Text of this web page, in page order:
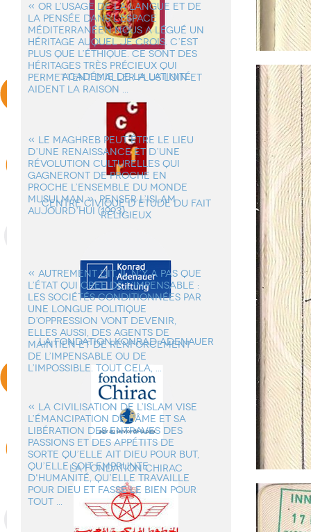
« OR L’USAGE DE LA LANGUE ET DE
LA PENSÉE DANS L’ESPACE
MÉDITERRANÉEN NOUS A LÉGUÉ UN
HÉRITAGE AUQUEL JE CROIS. C’EST
PLUS QUE L’ÉTHIQUE. CE SONT DES
HÉRITAGES TRÈS PRÉCIEUX QUI
PERMETTENT D’ALLER PLUS LOIN ET
AIDENT LA RAISON ...
« LE MAGHREB PEUT ÊTRE LE LIEU
D’UNE RENAISSANCE ET D’UNE
RÉVOLUTION CULTURELLES QUI
GAGNERONT DE PROCHE EN
PROCHE L’ENSEMBLE DU MONDE
MUSULMAN ». PENSER L’ISLAM
AUJOURD’HUI (1993).
« AUTREMENT DIT, IL N’Y A PAS QUE
L’ÉTAT QUI CREE DE L’IMPENSABLE :
LES SOCIÉTÉS CONDITIONNÉES PAR
UNE LONGUE POLITIQUE
D’OPPRESSION VONT DEVENIR,
ELLES AUSSI, DES AGENTS DE
MAINTIEN ET DE RENFORCEMENT
DE L’IMPENSABLE OU DE
L’IMPOSSIBLE. TOUT CELA, ...
« LA CIVILISATION DE L’ISLAM VISE
L’ÉMANCIPATION DE L'ÂME ET SA
LIBÉRATION DES ENTRAVES DES
PASSIONS ET DES APPÉTITS DE
SORTE QU’ELLE AIT DIEU POUR BUT,
QU’ELLE SOIT EMPRUNTE
D'HUMANITÉ, QU’ELLE TRAVAILLE
POUR DIEU ET FASSE LE BIEN POUR
TOUT ...
Académie de la Latinité
Centre Civique d’Etude du Fait
Religieux
la Fondation Konrad Adenauer
La Fondation Chirac